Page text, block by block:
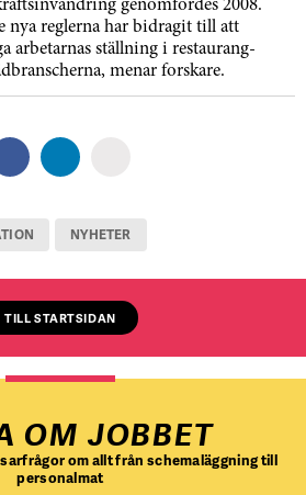
genomfördes 2008.
nya reglerna har bidragit till att
arbetarnas ställning i restaurang-
menar forskare.
NYHETER
TILL STARTSIDAN
OM JOBBET
om allt från schemaläggning till
personalmat